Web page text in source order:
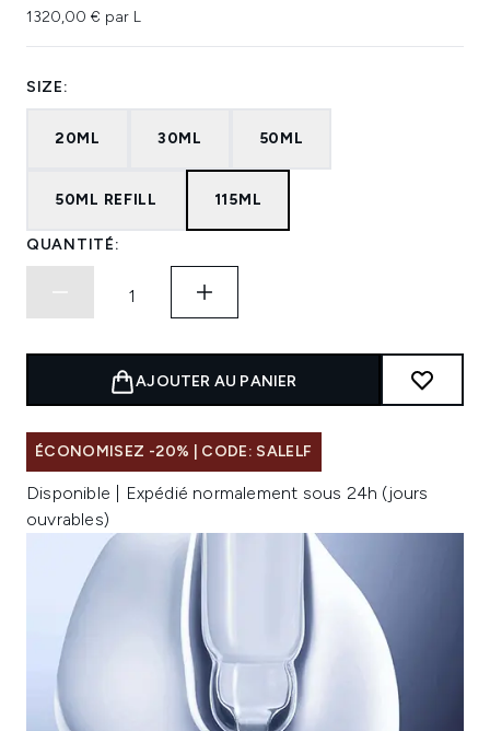
1320,00 € par L
SIZE:
20ML 30ML 50ML
50ML REFILL 115ML
QUANTITÉ:
AJOUTER AU PANIER
ÉCONOMISEZ -20% | CODE: SALELF
Disponible | Expédié normalement sous 24h (jours
ouvrables)